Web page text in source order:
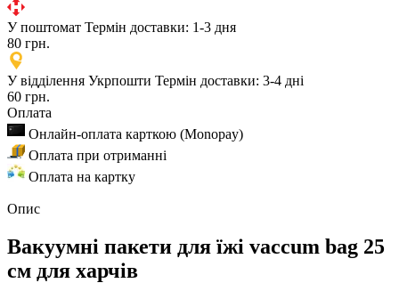
У поштомат Термін доставки: 1-3 дня
80 грн.
У відділення Укрпошти Термін доставки: 3-4 дні
60 грн.
Оплата
Онлайн-оплата карткою (Monopay)
Оплата при отриманні
Оплата на картку
Опис
Вакуумні пакети для їжі vaccum bag 25
см для харчів